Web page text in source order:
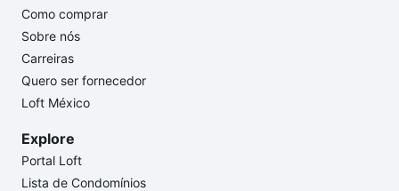
Como comprar
Sobre nós
Carreiras
Quero ser fornecedor
Loft México
Explore
Portal Loft
Lista de Condomínios